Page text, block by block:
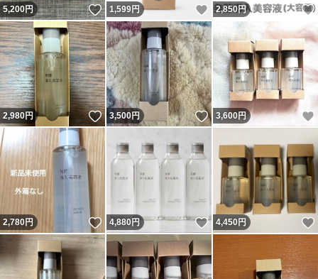
5,200円 いいね！
1,599円 いいね！
2,850円
2,980円 いいね！
3,500円 いいね！
3,600円
2,780円 いいね！
4,880円 いいね！
4,450円